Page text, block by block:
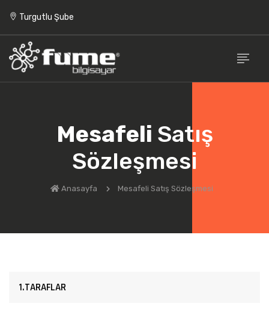
Turgutlu Şube
Mesafeli Satış
Sözleşmesi
Anasayfa Mesafeli Satış Sözleşmesi
1.TARAFLAR